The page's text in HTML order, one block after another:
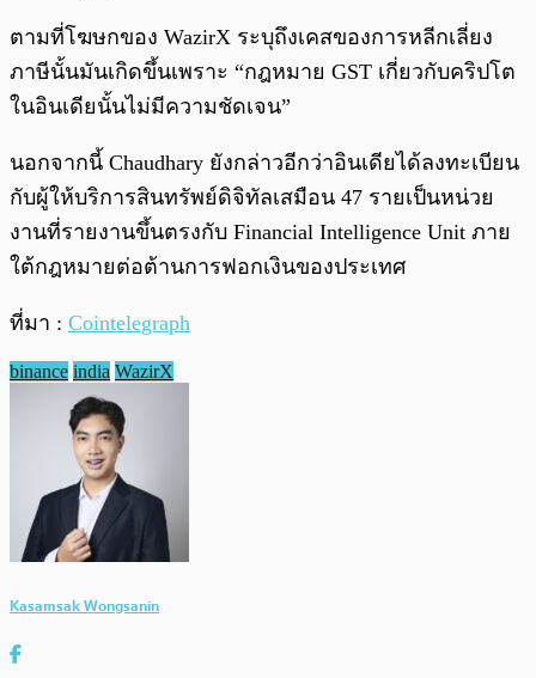
ตามที่โฆษกของ WazirX ระบุถึงเคสของการหลีกเลี่ยง
ภาษีนั้นมันเกิดขึ้นเพราะ “กฎหมาย GST เกี่ยวกับคริปโต
ในอินเดียนั้นไม่มีความชัดเจน”
นอกจากนี้ Chaudhary ยังกล่าวอีกว่าอินเดียได้ลงทะเบียน
กับผู้ให้บริการสินทรัพย์ดิจิทัลเสมือน 47 รายเป็นหน่วย
งานที่รายงานขึ้นตรงกับ Financial Intelligence Unit ภาย
ใต้กฎหมายต่อต้านการฟอกเงินของประเทศ
ที่มา : Cointelegraph
binance india WazirX
Kasamsak Wongsanin